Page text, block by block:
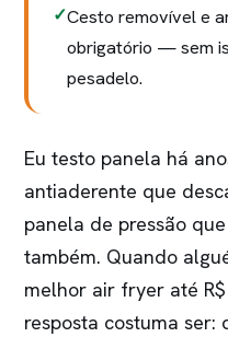
Cesto removível e
obrigatório — sem
pesadelo.
Eu testo panela há
antiaderente que
panela de pressão
também. Quando
melhor air fryer até
resposta costuma ser: